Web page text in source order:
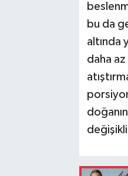
bu da
altında
daha